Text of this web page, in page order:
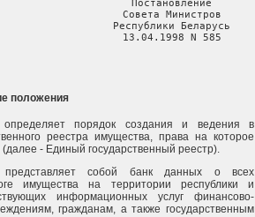
Постановление
Совета Министров
Республики Беларусь
13.04.1998 N 585
положения
порядок создания и ведения в
реестра имущества, права на которое
- Единый государственный реестр).
собой банк данных о всех
имущества на территории республики и
информационных услуг финансово-
гражданам, а также государственным